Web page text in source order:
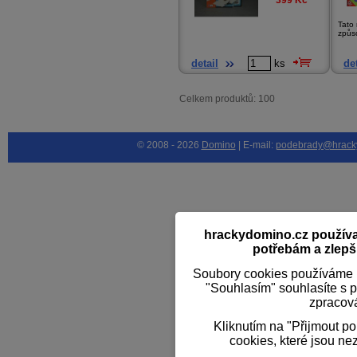
detail ks
Tato
Celkem produktů: 100
hrackydomino.cz
potřebám a
Soubory cookies
"Souhlasím" souhlasíte s
Kliknutím na "Přijmout
cookies, které jsou
© 2008 - 2026 Domino | E-mail: